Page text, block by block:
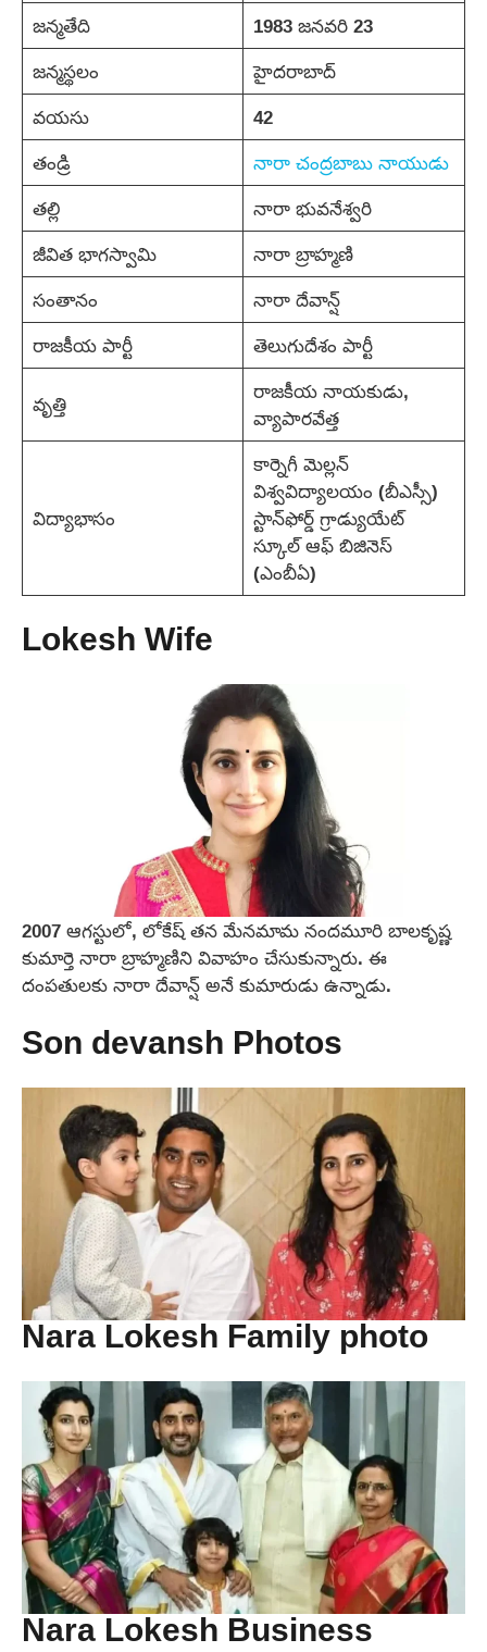
జన్మతేది
1983 జనవరి 23
జన్మస్థలం
హైదరాబాద్‌
వయసు
42
తండ్రి
నారా చంద్రబాబు నాయుడు
తల్లి
నారా భువనేశ్వరి
జీవిత భాగస్వామి
నారా బ్రాహ్మణి
సంతానం
నారా దేవాన్ష్
రాజకీయ పార్టీ
తెలుగుదేశం పార్టీ
వృత్తి
రాజకీయ నాయకుడు,
వ్యాపారవేత్త
విద్యాభాసం
కార్నెగీ మెల్లన్
విశ్వవిద్యాలయం (బీఎస్సీ)
స్టాన్‌ఫోర్డ్ గ్రాడ్యుయేట్
స్కూల్ ఆఫ్ బిజినెస్
(ఎంబీఏ)
Lokesh Wife
2007 ఆగస్టులో, లోకేష్ తన మేనమామ నందమూరి బాలకృష్ణ
కుమార్తె నారా బ్రాహ్మణిని వివాహం చేసుకున్నారు. ఈ
దంపతులకు నారా దేవాన్ష్ అనే కుమారుడు ఉన్నాడు.
Son devansh Photos
Nara Lokesh Family photo
Nara Lokesh Business